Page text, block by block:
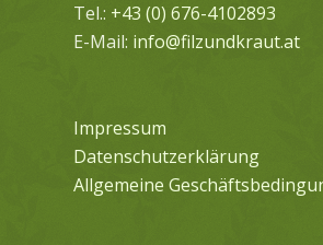
Tel.: +43 (0) 676-4102893
E-Mail: info@filzundkraut.at
Impressum
Datenschutzerklärung
Allgemeine